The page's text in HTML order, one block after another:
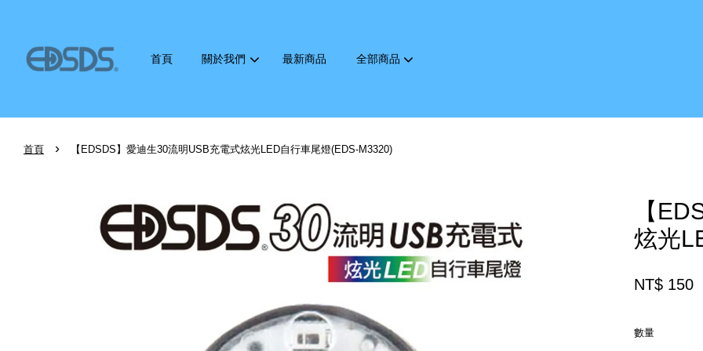
首頁 關於我們 最新商品 全部商品
首頁 › 【EDSDS】愛迪生30流明USB充電式炫光LED自行車尾燈(EDS-M3320)
【
炫光
NT$ 150
數量